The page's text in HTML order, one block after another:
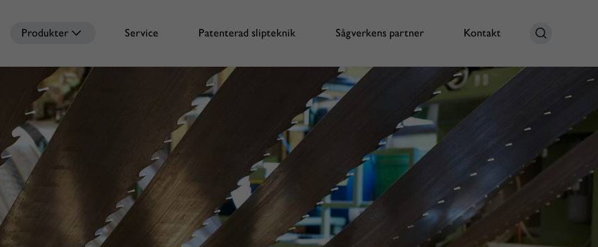
Produkter Service Patenterad slipteknik Sågverkens partner Kontakt